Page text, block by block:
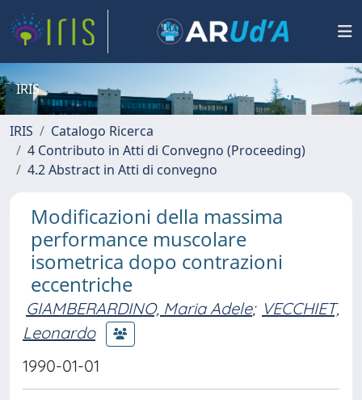
IRIS
IRIS
Catalogo Ricerca
4 Contributo in Atti di Convegno (Proceeding)
4.2 Abstract in Atti di convegno
Modificazioni della massima
performance muscolare
isometrica dopo contrazioni
eccentriche
GIAMBERARDINO, Maria Adele; VECCHIET,
Leonardo
1990-01-01